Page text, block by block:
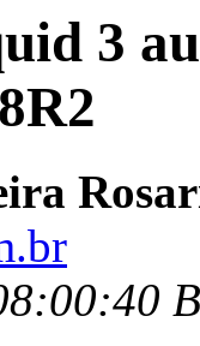
3